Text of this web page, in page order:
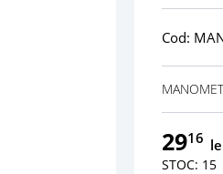
Cod:
2916
STOC: 15